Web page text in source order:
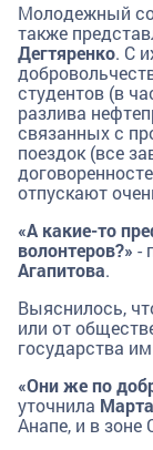
Молодежный
также
Дегтяренко. С
студентов (в
разлива
связанных с
поездок (все
отпускают
«А какие-то
волонтеров?» -
Агапитова.
Выяснилось,
или от
государства
«Они же по
уточнила
Анапе, и в зоне